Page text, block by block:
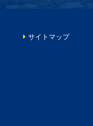
サイトマップ